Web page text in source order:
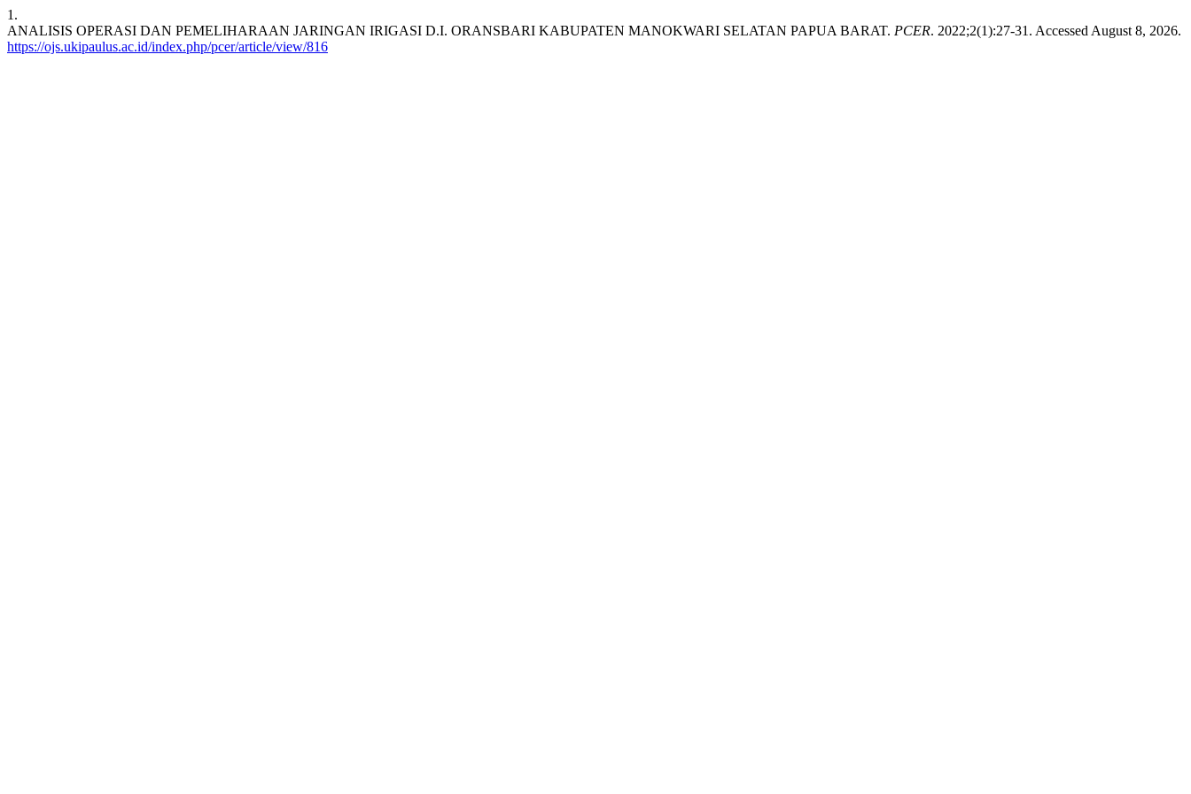
1.
ANALISIS OPERASI DAN PEMELIHARAAN JARINGAN IRIGASI D.I. ORANSBARI KABUPATEN MANOKWARI SELATAN PAPUA BARAT. PCER. 2022;2(1):27-31. Accessed August 8, 2026.
https://ojs.ukipaulus.ac.id/index.php/pcer/article/view/816